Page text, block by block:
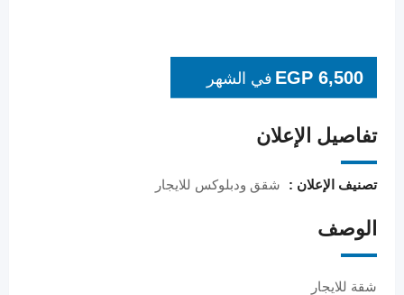
EGP 6,500 في الشهر
تفاصيل الإعلان
تصنيف الإعلان : شقق ودبلوكس للايجار
الوصف
شقة للايجار